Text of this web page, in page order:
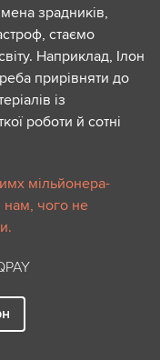
зрадників,
стаємо
Наприклад, Ілон
прирівняти до
із
роботи й сотні
мільйонера-
нам, чого не